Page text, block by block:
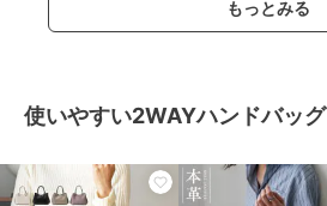
もっとみる
使いやすい2WAYハンドバッグ